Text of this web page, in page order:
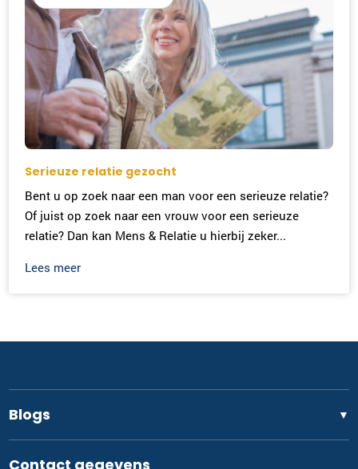
Serieuze relatie gezocht
Bent u op zoek naar een man voor een serieuze relatie?
Of juist op zoek naar een vrouw voor een serieuze
relatie? Dan kan Mens & Relatie u hierbij zeker...
Lees meer
Blogs ▼
Contact gegevens